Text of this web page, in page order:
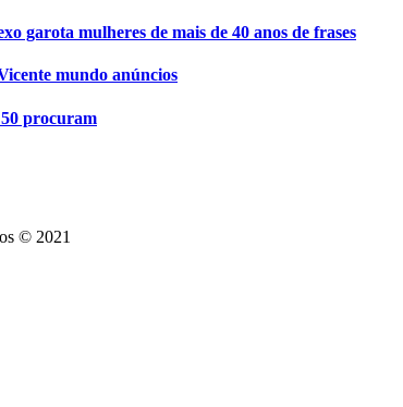
garota mulheres de mais de 40 anos de frases
mundo anúncios
procuram
© 2021